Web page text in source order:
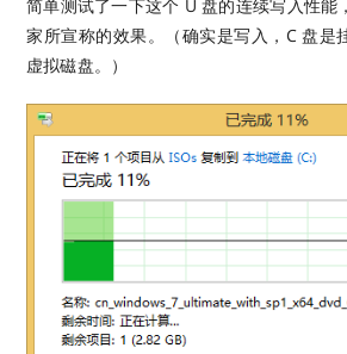
简单测试了一下这个 U 盘的连续写入性能
家所宣称的效果。（确实是写入，C 盘
虚拟磁盘。）